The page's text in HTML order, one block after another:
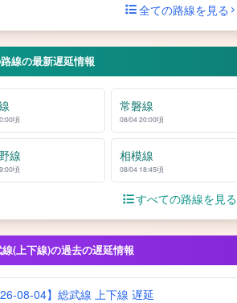
全ての路線を見る
線の最新遅延情報
頃
常磐線
08/04 20:00頃
線
頃
相模線
08/04 18:45頃
すべての路線を見る
(上下線)の過去の遅延情報
08-04】総武線 上下線 遅延